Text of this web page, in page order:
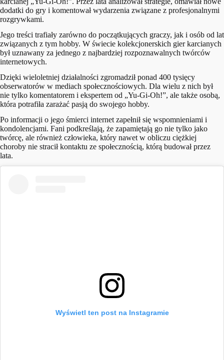
dodatki do gry i komentował wydarzenia związane z profesjonalnymi
rozgrywkami.
Jego treści trafiały zarówno do początkujących graczy, jak i osób od lat
związanych z tym hobby. W świecie kolekcjonerskich gier karcianych
był uznawany za jednego z najbardziej rozpoznawalnych twórców
internetowych.
Dzięki wieloletniej działalności zgromadził ponad 400 tysięcy
obserwatorów w mediach społecznościowych. Dla wielu z nich był
nie tylko komentatorem i ekspertem od „Yu-Gi-Oh!”, ale także osobą,
która potrafiła zarażać pasją do swojego hobby.
Po informacji o jego śmierci internet zapełnił się wspomnieniami i
kondolencjami. Fani podkreślają, że zapamiętają go nie tylko jako
twórcę, ale również człowieka, który nawet w obliczu ciężkiej
choroby nie stracił kontaktu ze społecznością, którą budował przez
lata.
Wyświetl ten post na Instagramie